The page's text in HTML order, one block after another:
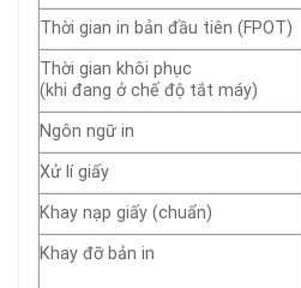
Thời gian in bản đầu tiên (FPOT)
Thời gian khôi phục
(khi đang ở chế độ tắt máy)
Ngôn ngữ in
Xử lí giấy
Khay nạp giấy (chuẩn)
Khay đỡ bản in